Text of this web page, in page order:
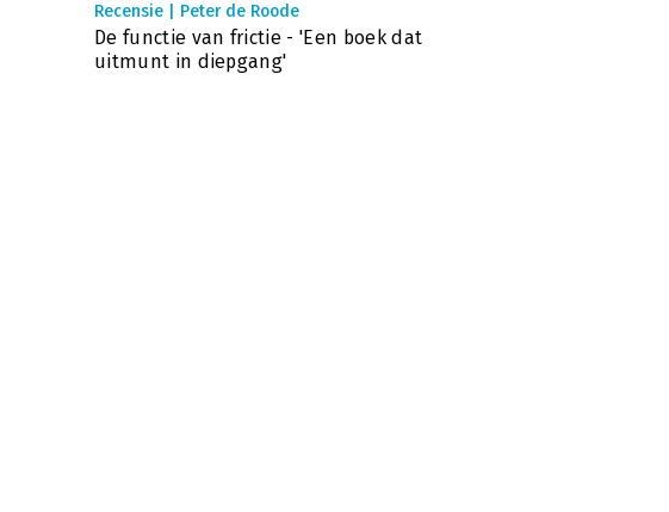
Recensie | Peter de Roode
De functie van frictie - 'Een boek dat
uitmunt in diepgang'